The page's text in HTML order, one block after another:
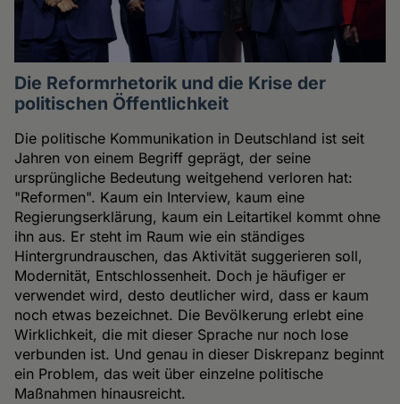
Die Reformrhetorik und die Krise der
politischen Öffentlichkeit
Die politische Kommunikation in Deutschland ist seit
Jahren von einem Begriff geprägt, der seine
ursprüngliche Bedeutung weitgehend verloren hat:
"Reformen". Kaum ein Interview, kaum eine
Regierungserklärung, kaum ein Leitartikel kommt ohne
ihn aus. Er steht im Raum wie ein ständiges
Hintergrundrauschen, das Aktivität suggerieren soll,
Modernität, Entschlossenheit. Doch je häufiger er
verwendet wird, desto deutlicher wird, dass er kaum
noch etwas bezeichnet. Die Bevölkerung erlebt eine
Wirklichkeit, die mit dieser Sprache nur noch lose
verbunden ist. Und genau in dieser Diskrepanz beginnt
ein Problem, das weit über einzelne politische
Maßnahmen hinausreicht.